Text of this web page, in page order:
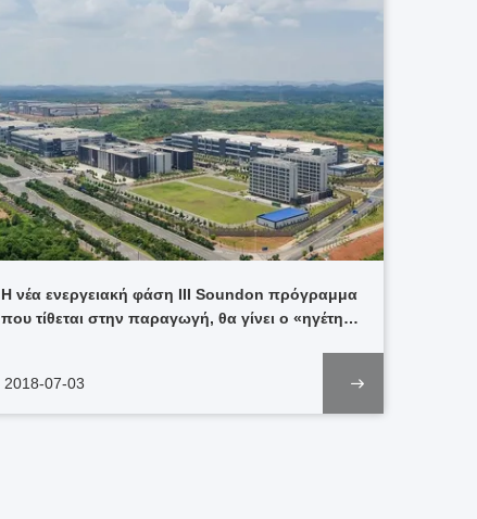
Η νέα ενεργειακή φάση ΙΙΙ Soundon πρόγραμμα
που τίθεται στην παραγωγή, θα γίνει ο «ηγέτης
2018-07-03